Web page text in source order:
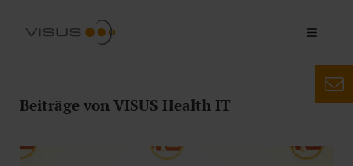
Beiträge von VISUS Health IT